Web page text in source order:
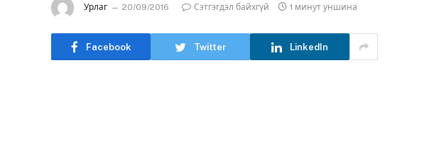
Урлаг 20/09/2016 Сэтгэгдэл байхгүй 1 минут уншина
Facebook Twitter LinkedIn